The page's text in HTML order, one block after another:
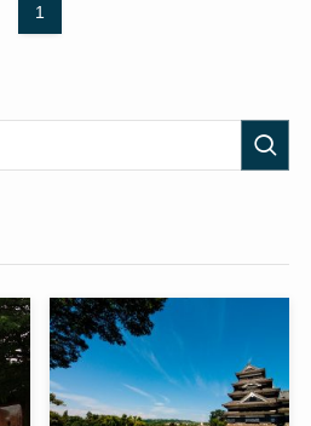
1